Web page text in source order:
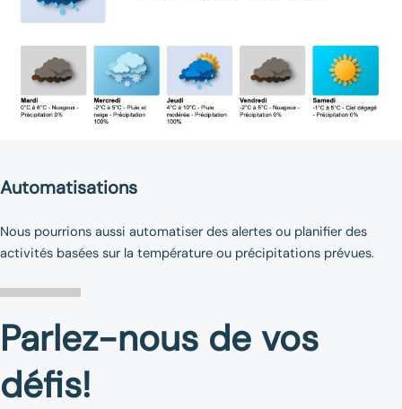
Automatisations
Nous pourrions aussi automatiser des alertes ou planifier des
activités basées sur la température ou précipitations prévues.
Parlez-nous de vos
défis!